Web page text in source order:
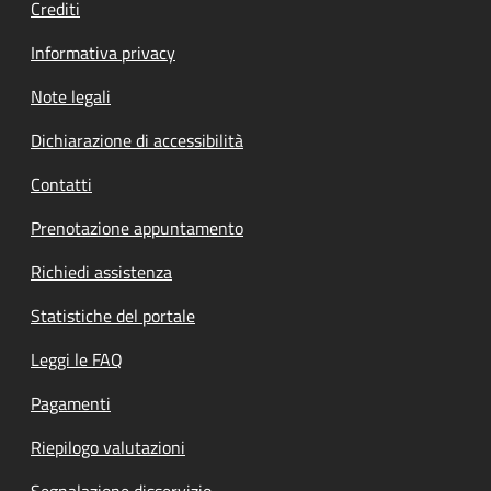
Crediti
Informativa privacy
Note legali
Dichiarazione di accessibilità
Contatti
Prenotazione appuntamento
Richiedi assistenza
Statistiche del portale
Leggi le FAQ
Pagamenti
Riepilogo valutazioni